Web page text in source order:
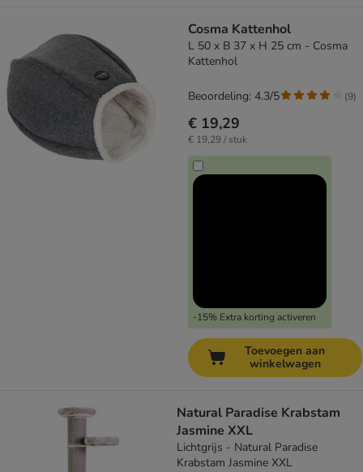
Cosma Kattenhol
L 50 x B 37 x H 25 cm - Cosma
Kattenhol
€ 19,29
€ 19,29 / stuk
-15% Extra korting activeren
Beoordeling: 4.3/5 (9)
Toevoegen aan
winkelwagen
Natural Paradise Krabstam
Jasmine XXL
Lichtgrijs - Natural Paradise
Krabstam Jasmine XXL